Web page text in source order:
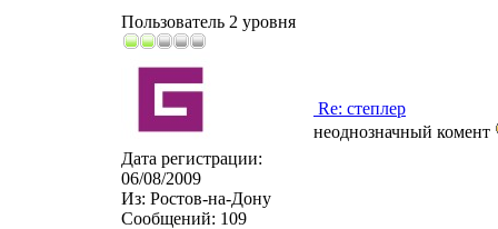
Пользователь 2 уровня
Дата регистрации:
06/08/2009
Из: Ростов-на-Дону
Сообщений: 109
Re: степлер
неоднозначный комент